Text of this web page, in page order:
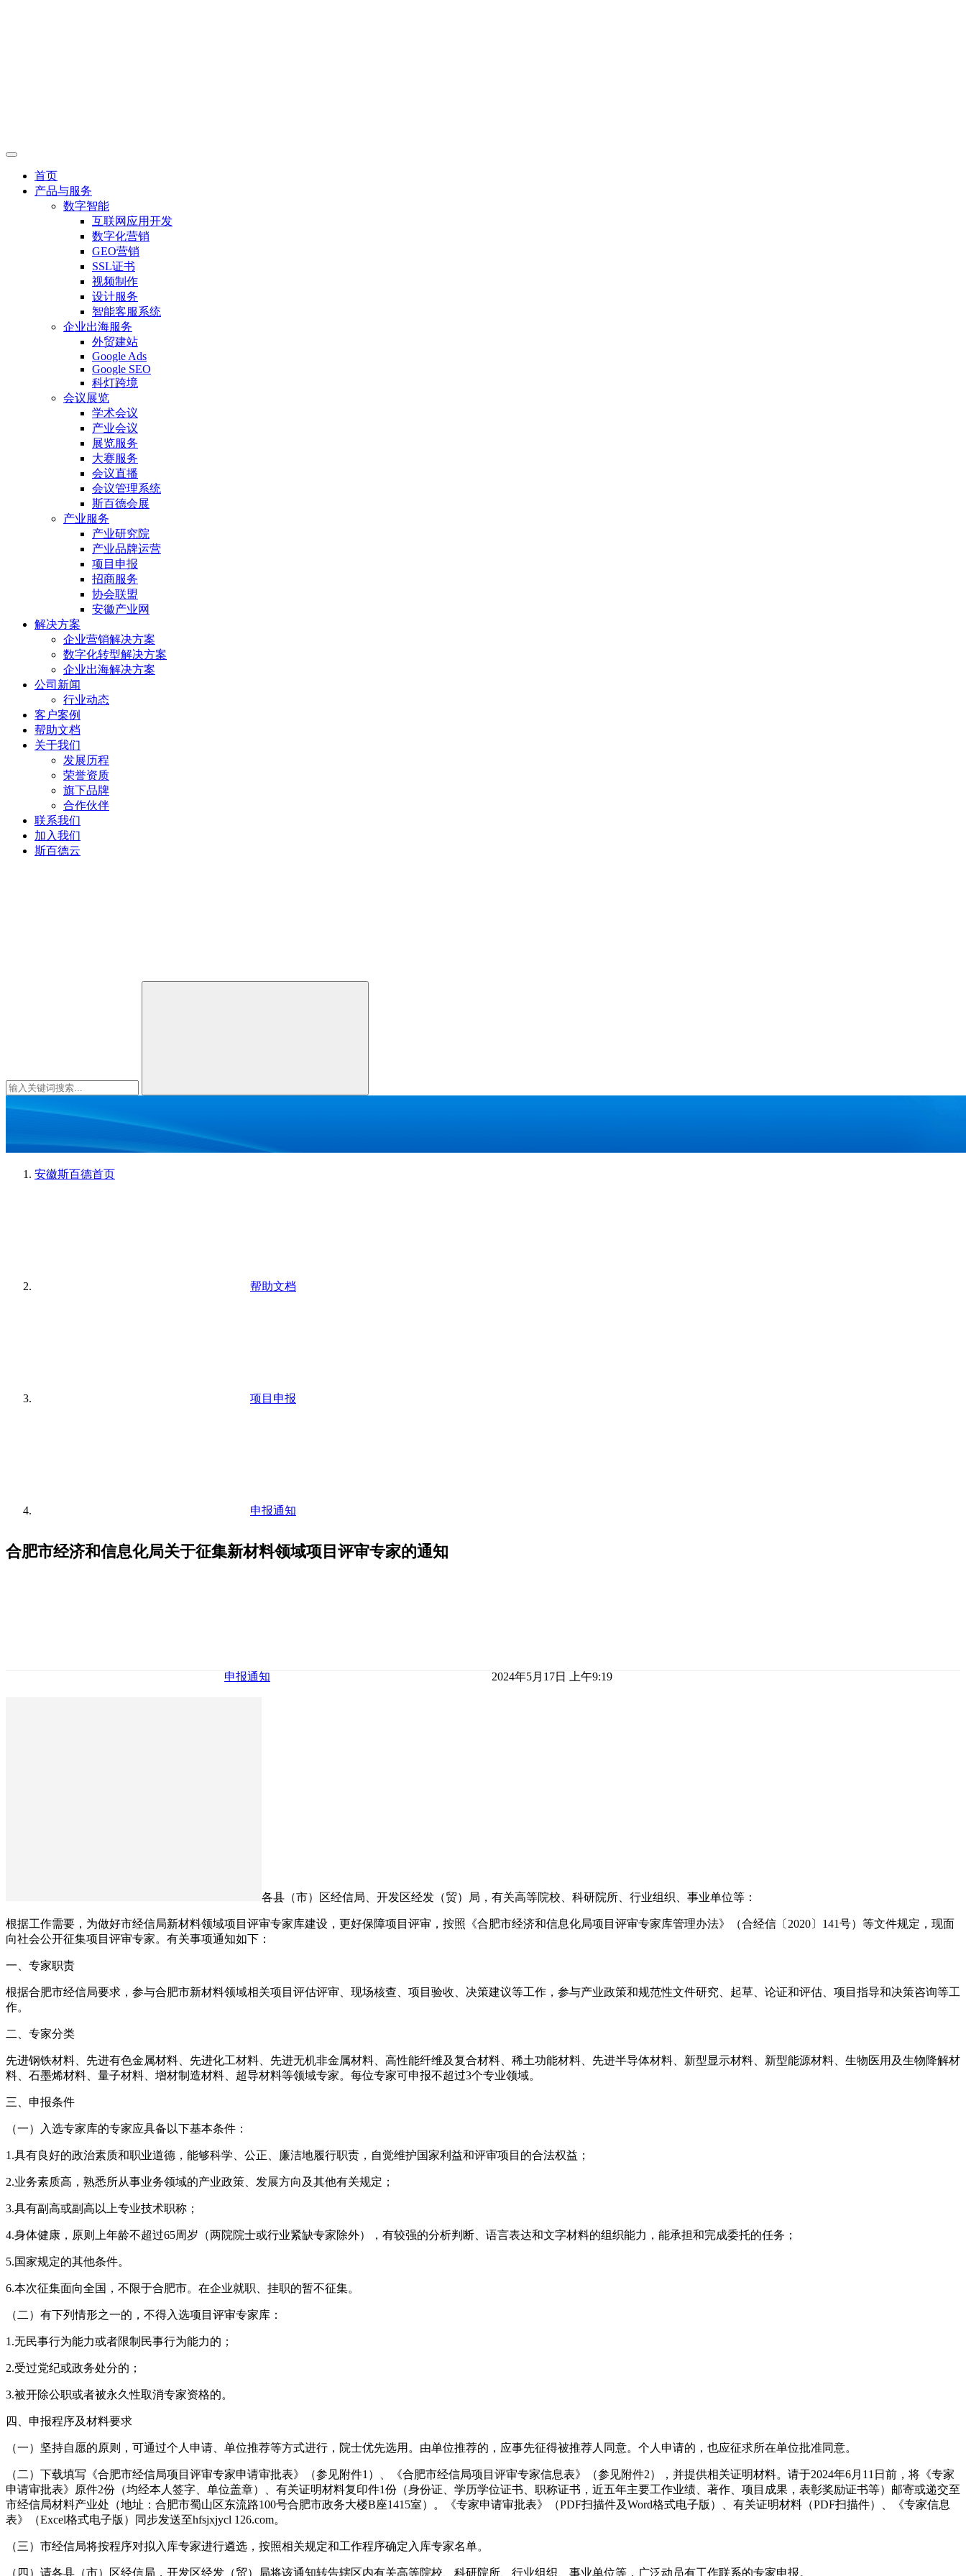
首页
产品与服务
数字智能
互联网应用开发
数字化营销
GEO营销
SSL证书
视频制作
设计服务
智能客服系统
企业出海服务
外贸建站
Google Ads
Google SEO
科灯跨境
会议展览
学术会议
产业会议
展览服务
大赛服务
会议直播
会议管理系统
斯百德会展
产业服务
产业研究院
产业品牌运营
项目申报
招商服务
协会联盟
安徽产业网
解决方案
企业营销解决方案
数字化转型解决方案
企业出海解决方案
公司新闻
行业动态
客户案例
帮助文档
关于我们
发展历程
荣誉资质
旗下品牌
合作伙伴
联系我们
加入我们
斯百德云
安徽斯百德首页
帮助文档
项目申报
申报通知
合肥市经济和信息化局关于征集新材料领域项目评审专家的通知
申报通知 2024年5月17日 上午9:19
各县（市）区经信局、开发区经发（贸）局，有关高等院校、科研院所、行业组织、事业单位等：
根据工作需要，为做好市经信局新材料领域项目评审专家库建设，更好保障项目评审，按照《合肥市经济和信息化局项目评审专家库管理办法》（合经信〔2020〕141号）等文件规定，现面
向社会公开征集项目评审专家。有关事项通知如下：
一、专家职责
根据合肥市经信局要求，参与合肥市新材料领域相关项目评估评审、现场核查、项目验收、决策建议等工作，参与产业政策和规范性文件研究、起草、论证和评估、项目指导和决策咨询等工
作。
二、专家分类
先进钢铁材料、先进有色金属材料、先进化工材料、先进无机非金属材料、高性能纤维及复合材料、稀土功能材料、先进半导体材料、新型显示材料、新型能源材料、生物医用及生物降解材
料、石墨烯材料、量子材料、增材制造材料、超导材料等领域专家。每位专家可申报不超过3个专业领域。
三、申报条件
（一）入选专家库的专家应具备以下基本条件：
1.具有良好的政治素质和职业道德，能够科学、公正、廉洁地履行职责，自觉维护国家利益和评审项目的合法权益；
2.业务素质高，熟悉所从事业务领域的产业政策、发展方向及其他有关规定；
3.具有副高或副高以上专业技术职称；
4.身体健康，原则上年龄不超过65周岁（两院院士或行业紧缺专家除外），有较强的分析判断、语言表达和文字材料的组织能力，能承担和完成委托的任务；
5.国家规定的其他条件。
6.本次征集面向全国，不限于合肥市。在企业就职、挂职的暂不征集。
（二）有下列情形之一的，不得入选项目评审专家库：
1.无民事行为能力或者限制民事行为能力的；
2.受过党纪或政务处分的；
3.被开除公职或者被永久性取消专家资格的。
四、申报程序及材料要求
（一）坚持自愿的原则，可通过个人申请、单位推荐等方式进行，院士优先选用。由单位推荐的，应事先征得被推荐人同意。个人申请的，也应征求所在单位批准同意。
（二）下载填写《合肥市经信局项目评审专家申请审批表》（参见附件1）、《合肥市经信局项目评审专家信息表》（参见附件2），并提供相关证明材料。请于2024年6月11日前，将《专家
申请审批表》原件2份（均经本人签字、单位盖章）、有关证明材料复印件1份（身份证、学历学位证书、职称证书，近五年主要工作业绩、著作、项目成果，表彰奖励证书等）邮寄或递交至
市经信局材料产业处（地址：合肥市蜀山区东流路100号合肥市政务大楼B座1415室）。《专家申请审批表》（PDF扫描件及Word格式电子版）、有关证明材料（PDF扫描件）、《专家信息
表》（Excel格式电子版）同步发送至hfsjxjycl 126.com。
（三）市经信局将按程序对拟入库专家进行遴选，按照相关规定和工作程序确定入库专家名单。
（四）请各县（市）区经信局，开发区经发（贸）局将该通知转告辖区内有关高等院校、科研院所、行业组织、事业单位等，广泛动员有工作联系的专家申报。